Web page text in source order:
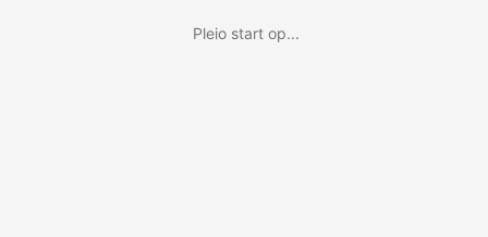
Pleio start op...